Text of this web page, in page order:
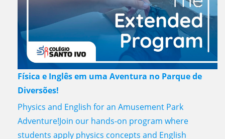
Física e Inglês em uma Aventura no Parque de
Diversões!
Physics and English for an Amusement Park
Adventure!Join our hands-on program where
students apply physics concepts and English